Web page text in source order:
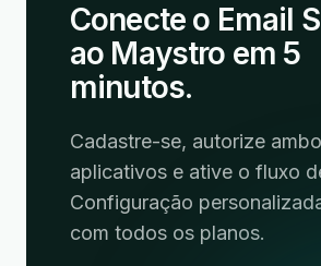
Conecte o Email
ao Maystro em 5
minutos.
Cadastre-se, autorize
aplicativos e ative o fluxo
Configuração
com todos os planos.